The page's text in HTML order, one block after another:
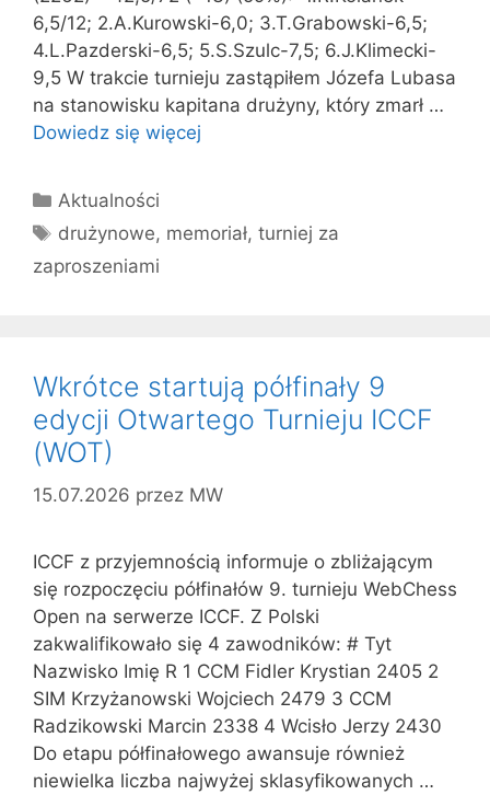
6,5/12; 2.A.Kurowski-6,0; 3.T.Grabowski-6,5;
4.L.Pazderski-6,5; 5.S.Szulc-7,5; 6.J.Klimecki-
9,5 W trakcie turnieju zastąpiłem Józefa Lubasa
na stanowisku kapitana drużyny, który zmarł …
Dowiedz się więcej
Kategorie
Aktualności
Tagi
drużynowe, memoriał,turniej za
zaproszeniami
Wkrótce startują półfinały 9
edycji Otwartego Turnieju ICCF
(WOT)
15.07.2026 przez MW
ICCF z przyjemnością informuje o zbliżającym
się rozpoczęciu półfinałów 9. turnieju WebChess
Open na serwerze ICCF. Z Polski
zakwalifikowało się 4 zawodników: # Tyt
Nazwisko Imię R 1 CCM Fidler Krystian 2405 2
SIM Krzyżanowski Wojciech 2479 3 CCM
Radzikowski Marcin 2338 4 Wcisło Jerzy 2430
Do etapu półfinałowego awansuje również
niewielka liczba najwyżej sklasyfikowanych …